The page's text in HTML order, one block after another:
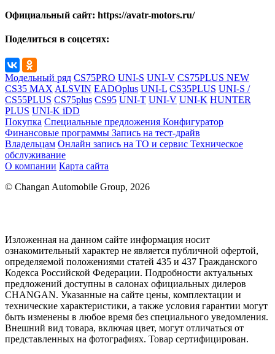
Официальный сайт: https://avatr-motors.ru/
Поделиться в соцсетях:
Модельный ряд CS75PRO UNI-S UNI-V CS75PLUS NEW
CS35 MAX ALSVIN EADOplus UNI-L CS35PLUS UNI-S /
CS55PLUS CS75plus CS95 UNI-T UNI-V UNI-K HUNTER
PLUS UNI-K iDD
Покупка Специальные предложения Конфигуратор
Финансовые программы Запись на тест-драйв
Владельцам Онлайн запись на ТО и сервис Техническое
обслуживание
О компании Карта сайта
© Changan Automobile Group, 2026
Изложенная на данном сайте информация носит
ознакомительный характер не является публичной офертой,
определяемой положениями статей 435 и 437 Гражданского
Кодекса Российской Федерации. Подробности актуальных
предложений доступны в салонах официальных дилеров
CHANGAN. Указанные на сайте цены, комплектации и
технические характеристики, а также условия гарантии могут
быть изменены в любое время без специального уведомления.
Внешний вид товара, включая цвет, могут отличаться от
представленных на фотографиях. Товар сертифицирован.